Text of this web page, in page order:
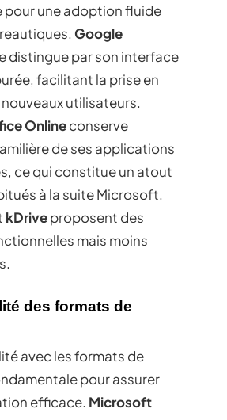
pour une adoption fluide
Google
distingue par son interface
facilitant la prise en
utilisateurs.
Onlineconserve
de ses applications
ce qui constitue un atout
à la suite Microsoft.
kDriveproposent des
mais moins
des formats de
avec les formats de
pour assurer
efficace. Microsoft